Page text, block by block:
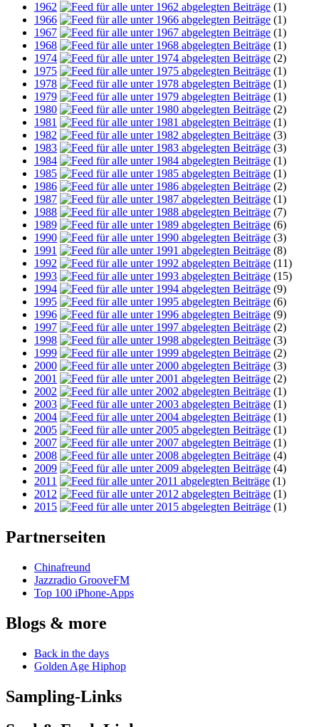
1962
(1)
1966
(1)
1967
(1)
1968
(1)
1974
(2)
1975
(1)
1978
(1)
1979
(1)
1980
(2)
1981
(1)
1982
(3)
1983
(3)
1984
(1)
1985
(1)
1986
(2)
1987
(1)
1988
(7)
1989
(6)
1990
(3)
1991
(8)
1992
(11)
1993
(15)
1994
(9)
1995
(6)
1996
(9)
1997
(2)
1998
(3)
1999
(2)
2000
(3)
2001
(2)
2002
(1)
2003
(1)
2004
(1)
2005
(1)
2007
(1)
2008
(4)
2009
(4)
2011
(1)
2012
(1)
2015
(1)
Partnerseiten
Chinafreund
Jazzradio GrooveFM
Top 100 iPhone-Apps
Blogs & more
Back in the days
Golden Age Hiphop
Sampling-Links